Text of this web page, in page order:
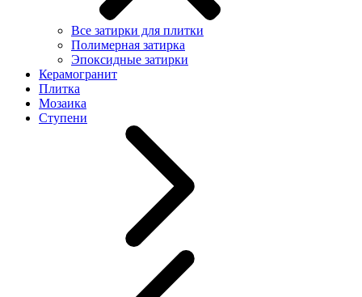
Все затирки для плитки
Полимерная затирка
Эпоксидные затирки
Керамогранит
Плитка
Мозаика
Ступени